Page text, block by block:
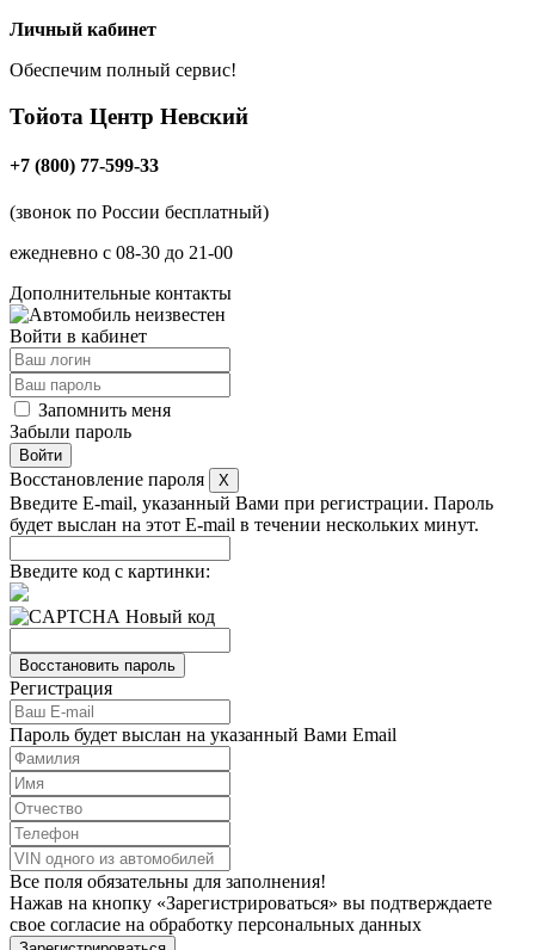
Личный кабинет
Обеспечим полный сервис!
Тойота Центр Невский
+7 (800) 77-599-33
(звонок по России бесплатный)
ежедневно с 08-30 до 21-00
Дополнительные контакты
Войти в кабинет
Запомнить меня
Забыли пароль
Восстановление пароля X
Введите E-mail, указанный Вами при регистрации. Пароль
будет выслан на этот E-mail в течении нескольких минут.
Введите код с картинки:
Новый код
Регистрация
Пароль будет выслан на указанный Вами Email
Все поля обязательны для заполнения!
Нажав на кнопку
Зарегистрироваться
вы подтверждаете
свое согласие на обработку персональных данных